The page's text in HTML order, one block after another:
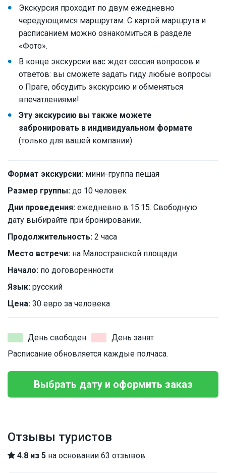
Экскурсия проходит по двум ежедневно
чередующимся маршрутам. С картой маршрута и
расписанием можно ознакомиться в разделе
«Фото».
В конце экскурсии вас ждет сессия вопросов и
ответов: вы сможете задать гиду любые вопросы
о Праге, обсудить экскурсию и обменяться
впечатлениями!
Эту экскурсию вы также можете
забронировать в индивидуальном формате
(только для вашей компании)
Формат экскурсии: мини-группа пешая
Размер группы: до 10 человек
Дни проведения: ежедневно в 15:15. Свободную
дату выбирайте при бронировании.
Продолжительность: 2 часа
Место встречи: на Малостранской площади
Начало: по договоренности
Язык: русский
Цена: 30 евро за человека
День свободен
День занят
Расписание обновляется каждые полчаса.
Выбрать дату и оформить заказ
Отзывы туристов
4.8 из 5 на основании 63 отзывов